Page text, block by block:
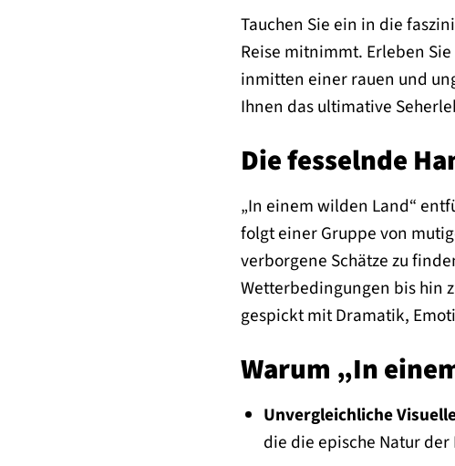
Tauchen Sie ein in die
Reise mitnimmt. Erleben
inmitten einer rauen und
Ihnen das ultimative
Die fesselnde
„In einem wilden Land“
folgt einer Gruppe von
verborgene Schätze zu
Wetterbedingungen bis hin
gespickt mit Dramatik,
Warum „In
Unvergleichliche
die die epische Natur